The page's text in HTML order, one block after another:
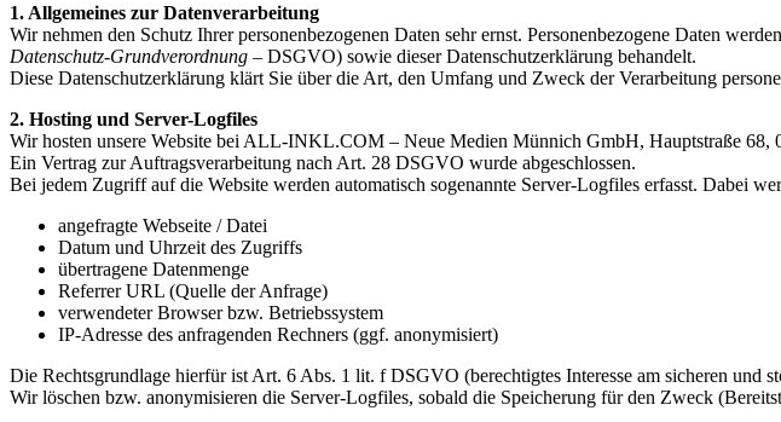
1. Allgemeines zur Datenverarbeitung
Wir nehmen den Schutz Ihrer personenbezogenen Daten sehr ernst. Personenbezogene Daten
Datenschutz‑Grundverordnung – DSGVO) sowie dieser Datenschutzerklärung behandelt.
Diese Datenschutzerklärung klärt Sie über die Art, den Umfang und Zweck der Verarbeitung
2. Hosting und Server-Logfiles
Wir hosten unsere Website bei ALL‑INKL.COM – Neue Medien Münnich GmbH, Hauptstraße 68,
Ein Vertrag zur Auftragsverarbeitung nach Art. 28 DSGVO wurde abgeschlossen.
Bei jedem Zugriff auf die Website werden automatisch sogenannte Server-Logfiles erfasst. Dabei
angefragte Webseite / Datei
Datum und Uhrzeit des Zugriffs
übertragene Datenmenge
Referrer URL (Quelle der Anfrage)
verwendeter Browser bzw. Betriebssystem
IP-Adresse des anfragenden Rechners (ggf. anonymisiert)
Die Rechtsgrundlage hierfür ist Art. 6 Abs. 1 lit. f DSGVO (berechtigtes Interesse am sicheren und
Wir löschen bzw. anonymisieren die Server-Logfiles, sobald die Speicherung für den Zweck